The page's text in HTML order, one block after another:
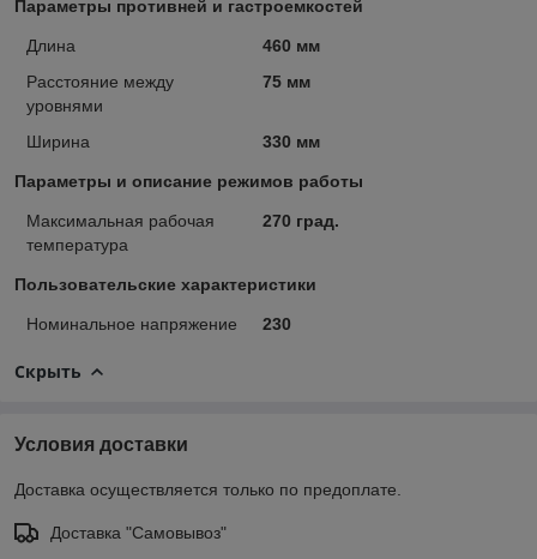
Параметры противней и гастроемкостей
Длина
460 мм
Расстояние между
уровнями
75 мм
Ширина 330 мм
Параметры и описание режимов работы
Максимальная рабочая
температура
270 град.
Пользовательские характеристики
Номинальное напряжение 230
Скрыть
Условия доставки
Доставка осуществляется только по предоплате.
Доставка "Самовывоз"